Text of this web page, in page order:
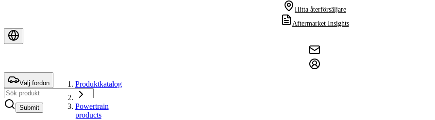
Hitta återförsäljare
Aftermarket Insights
Välj fordon
Submit
Produktkatalog
Powertrain
products